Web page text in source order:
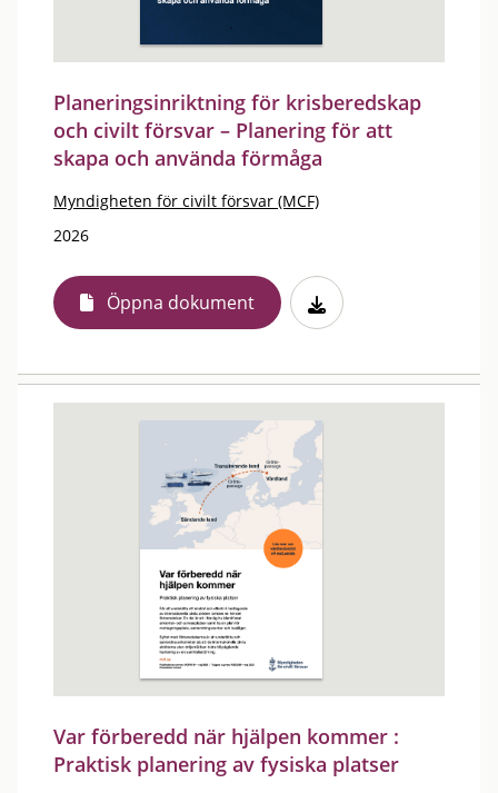
Planeringsinriktning för krisberedskap
och civilt försvar – Planering för att
skapa och använda förmåga
Myndigheten för civilt försvar (MCF)
2026
Öppna dokument
Var förberedd när hjälpen kommer :
Praktisk planering av fysiska platser